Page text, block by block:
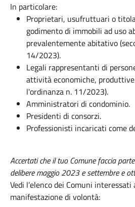
In particolare:
Proprietari, usufruttuari o
godimento di immobili ad uso
prevalentemente abitativo
14/2023).
Legali rappresentanti di
attività economiche, produttive
l'ordinanza n. 11/2023).
Amministratori di condominio.
Presidenti di consorzi.
Professionisti incaricati come
Accertati che il tuo Comune faccia
delibere maggio 2023 e settembre e
Vedi l’elenco dei Comuni
manifestazione di volontà: